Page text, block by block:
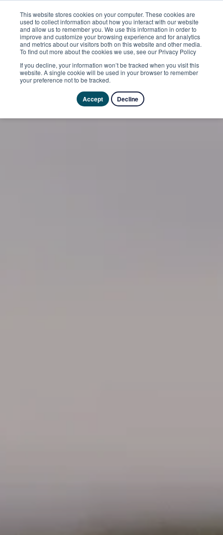
This website stores cookies on your computer. These cookies are
used to collect information about how you interact with our website
and allow us to remember you. We use this information in order to
improve and customize your browsing experience and for analytics
and metrics about our visitors both on this website and other media.
To find out more about the cookies we use, see our Privacy Policy
If you decline, your information won’t be tracked when you visit this
website. A single cookie will be used in your browser to remember
your preference not to be tracked.
Accept Decline